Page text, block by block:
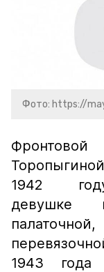
Фото: https://
1942
девушке
1943 года